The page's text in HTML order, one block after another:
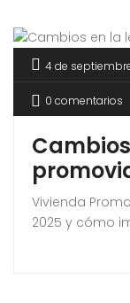
4 de
0 comentarios
Vivienda
2025 y cómo